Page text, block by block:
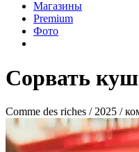
Магазины
Premium
Фото
Сорвать
Comme des riches / 2025 /